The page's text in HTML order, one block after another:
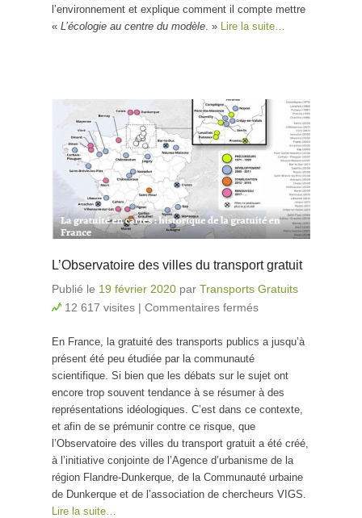
l’environnement et explique comment il compte mettre
« L’écologie au centre du modèle. » Lire la suite…
L’Observatoire des villes du transport gratuit
Publié le 19 février 2020 par Transports Gratuits
12 617 visites | Commentaires fermés
des villes du
gratuit
En France, la gratuité des transports publics a jusqu’à
présent été peu étudiée par la communauté
scientifique. Si bien que les débats sur le sujet ont
encore trop souvent tendance à se résumer à des
représentations idéologiques. C’est dans ce contexte,
et afin de se prémunir contre ce risque, que
l’Observatoire des villes du transport gratuit a été créé,
à l’initiative conjointe de l’Agence d’urbanisme de la
région Flandre-Dunkerque, de la Communauté urbaine
de Dunkerque et de l’association de chercheurs VIGS.
Lire la suite…